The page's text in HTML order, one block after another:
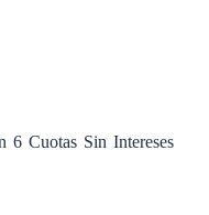
6 Cuotas Sin Intereses